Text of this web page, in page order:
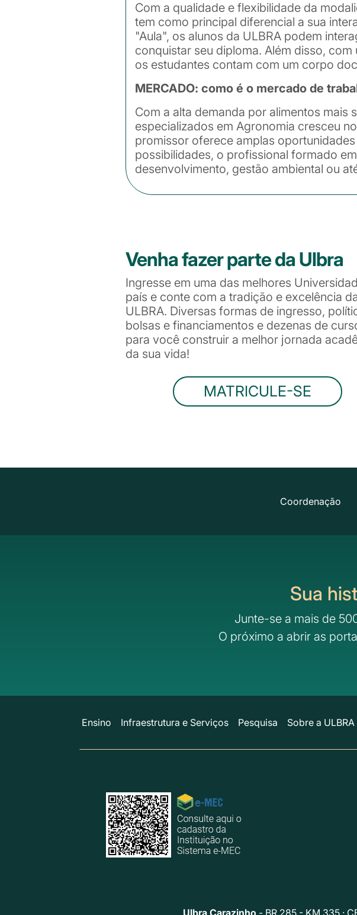
Com a qualidade e flexibilidade da
tem como principal diferencial a sua
"Aula", os alunos da ULBRA podem
conquistar seu diploma. Além disso,
os estudantes contam com um corpo
MERCADO: como é o mercado de
Com a alta demanda por alimentos
especializados em Agronomia cresceu
promissor oferece amplas
possibilidades, o profissional formado
desenvolvimento, gestão ambiental ou
Venha fazer parte da Ulbra
Ingresse em uma das melhores
país e conte com a tradição e excelência
ULBRA. Diversas formas de ingresso,
bolsas e financiamentos e dezenas de
para você construir a melhor jornada
da sua vida!
MATRICULE-SE
Coordenação
Sua
Junte-se a mais de
O próximo a abrir as
Ensino Infraestrutura e Serviços Pesquisa Sobre a ULBRA